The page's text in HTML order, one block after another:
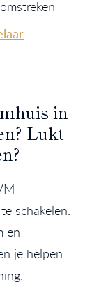
in
Lukt
schakelen.
en
je helpen